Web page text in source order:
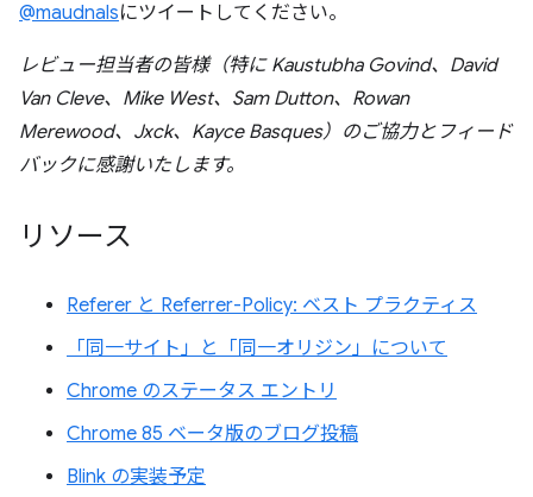
@maudnalsにツイートしてください。
レビュー担当者の皆様（特に Kaustubha Govind、David
Van Cleve、Mike West、Sam Dutton、Rowan
Merewood、Jxck、Kayce Basques）のご協力とフィード
バックに感謝いたします。
リソース
Referer と Referrer-Policy: ベスト プラクティス
「同一サイト」と「同一オリジン」について
Chrome のステータス エントリ
Chrome 85 ベータ版のブログ投稿
Blink の実装予定